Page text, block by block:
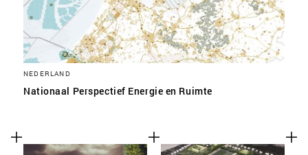
NEDERLAND
Nationaal Perspectief Energie en Ruimte